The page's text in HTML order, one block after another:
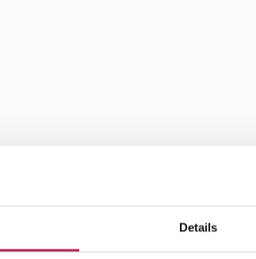
Details